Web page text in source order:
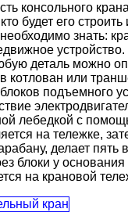
консольного
будет его строить
знать:
деталь можно
котлован или
подъемного
лебедкой с
на тележке,
делает пять
блоки у основания
на крановой